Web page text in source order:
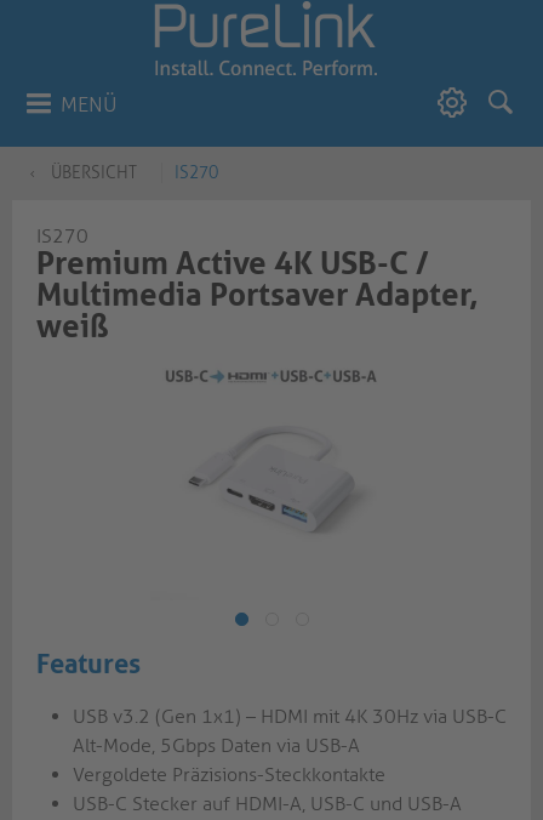
MENÜ
ÜBERSICHT IS270
IS270
Premium Active 4K USB-C /
Multimedia Portsaver Adapter,
weiß
Features
USB v3.2 (Gen 1x1) – HDMI mit 4K 30Hz via USB-C
Alt-Mode, 5Gbps Daten via USB-A
Vergoldete Präzisions-Steckkontakte
USB-C Stecker auf HDMI-A, USB-C und USB-A